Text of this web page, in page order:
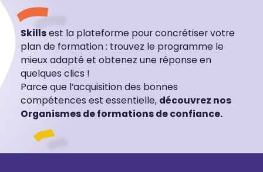
Skillsest la plateforme pour concrétiser votre
plan de formation : trouvez le programme le
mieux adapté et obtenez une réponse en
quelques clics !
Parce que l’acquisition des bonnes
compétences est essentielle, découvrez nos
Organismes de formations de confiance.